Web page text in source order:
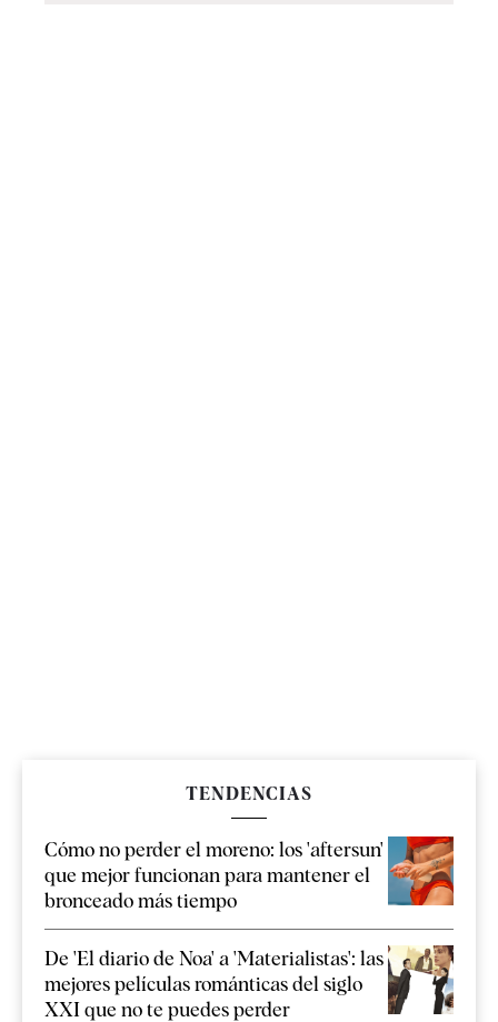
TENDENCIAS
Cómo no perder el moreno: los 'aftersun'
que mejor funcionan para mantener el
bronceado más tiempo
De 'El diario de Noa' a 'Materialistas': las
mejores películas románticas del siglo
XXI que no te puedes perder